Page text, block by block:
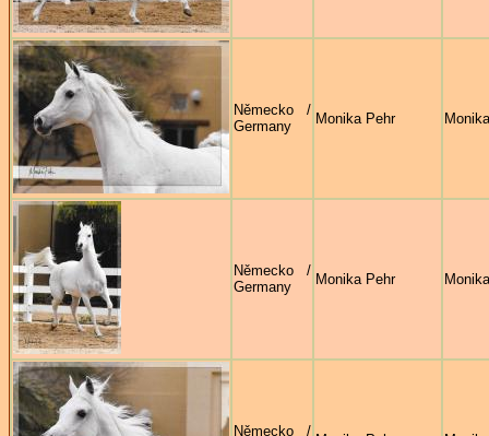
Německo /
Germany
Monika Pehr
Německo /
Germany
Monika Pehr
Německo /